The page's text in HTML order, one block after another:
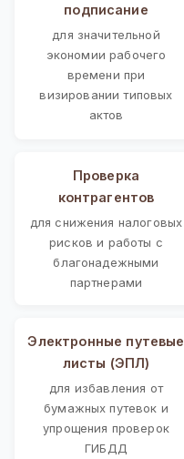
подписание
для значительной
экономии рабочего
времени при
визировании типовых
актов
Проверка
контрагентов
для снижения налоговых
рисков и работы с
благонадежными
партнерами
Электронные путевые
листы (ЭПЛ)
для избавления от
бумажных путевок и
упрощения проверок
ГИБДД